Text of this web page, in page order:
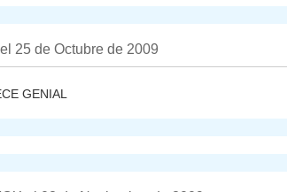
25 de Octubre de 2009
GENIAL